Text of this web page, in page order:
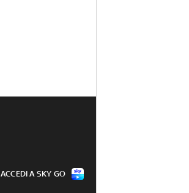
ACCEDI A SKY GO